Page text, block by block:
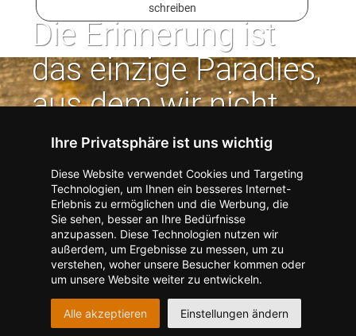
Ihre Privatsphäre ist uns wichtig
Diese Website verwendet Cookies und Targeting
Technologien, um Ihnen ein besseres Internet-
Erlebnis zu ermöglichen und die Werbung, die
Sie sehen, besser an Ihre Bedürfnisse
anzupassen. Diese Technologien nutzen wir
außerdem, um Ergebnisse zu messen, um zu
verstehen, woher unsere Besucher kommen oder
um unsere Website weiter zu entwickeln.
Alle akzeptieren Einstellungen ändern
schreiben
Die Erinnerung ist
das einzige Paradies,
aus dem wir nicht
vertrieben werden
können. | Jean Paul
Kontakt zum Verlag aufnehmen Missbrauch melden
Impressum Datenschutz
Barrierefreiheit
Barriere melden
m
A
c
c
e
Accessibility-Modus aktivieren
I
m
K
o
n
Kontrastmodus aktivieren
Hilfe
eigenes Gedenkportal erstellen
Vertrag widerrufen